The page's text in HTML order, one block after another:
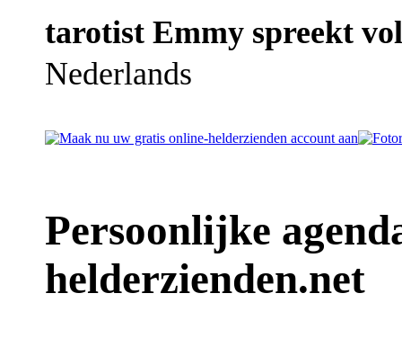
tarotist Emmy spreekt
Nederlands
Persoonlijke
helderzienden.net